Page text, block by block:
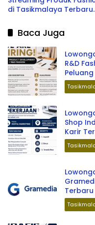
di Tasikmalaya Terbaru
Baca Juga
R&D
Shop
Karir
Terbaru